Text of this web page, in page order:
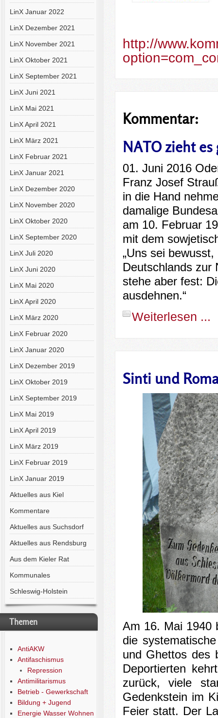
LinX Januar 2022
LinX Dezember 2021
LinX November 2021
LinX Oktober 2021
LinX September 2021
LinX Juni 2021
LinX Mai 2021
LinX April 2021
LinX März 2021
LinX Februar 2021
LinX Januar 2021
LinX Dezember 2020
LinX November 2020
LinX Oktober 2020
LinX September 2020
LinX Juli 2020
LinX Juni 2020
LinX Mai 2020
LinX April 2020
LinX März 2020
LinX Februar 2020
LinX Januar 2020
LinX Dezember 2019
LinX Oktober 2019
LinX September 2019
LinX Mai 2019
LinX April 2019
LinX März 2019
LinX Februar 2019
LinX Januar 2019
Aktuelles aus Kiel
Kommentare
Aktuelles aus Suchsdorf
Aktuelles aus Rendsburg
Aus dem Kieler Rat
Kommunales
Schleswig-Holstein
Themen
AntiAKW
Antifaschismus
Repression
Antimilitarismus
Betrieb - Gewerkschaft
Bildung + Jugend
Energie Wasser Wohnen
http://
Kommentar:
NATO zieht
01. Juni 2016
Franz Josef
in die Hand
damalige
am 10. Februar
mit dem
„Uns sei
Deutschlands zur
stehe aber fest:
ausdehnen.“
Weiterlesen ...
Sinti und
Am 16. Mai 1940
die
und Ghettos des
Deportierten
zurück, viele
Gedenkstein im
Feier statt. Der